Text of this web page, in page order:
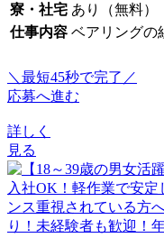
寮・社宅 あり（無料）
仕事内容 ベアリングの
＼最短45秒で完了／
応募へ進む
詳しく
見る